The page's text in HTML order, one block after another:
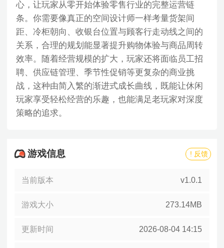
心，让玩家从零开始体验零售行业的完整运营链
条。你需要像真正的空间设计师一样考量货架间
距、冷柜朝向、收银台位置与顾客行走动线之间的
关系，合理的规划能显著提升购物体验与商品周转
效率。随着经营规模的扩大，玩家还将面临员工招
聘、供应链管理、季节性促销等更复杂的商业挑
战，这种由简入繁的渐进式成长曲线，既能让休闲
玩家享受轻松经营的乐趣，也能满足老玩家对深度
策略的追求。
游戏信息 ! 反馈
当前版本 v1.0.1
游戏大小 273.14MB
更新时间 2026-08-04 14:15